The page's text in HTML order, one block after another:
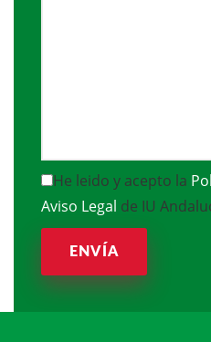
He leido y acepto la
Aviso Legal de IU
ENVÍA